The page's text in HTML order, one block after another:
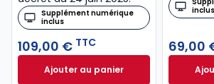
Supplément numérique
inclus
109,00 € TTC
Ajouter au panierCode de l'environnement
inclus
69,00